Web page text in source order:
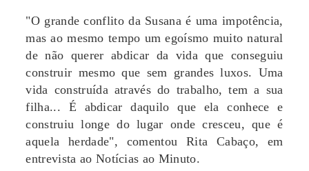
"O grande conflito da Susana é uma impotência,
mas ao mesmo tempo um egoísmo muito natural
de não querer abdicar da vida que conseguiu
construir mesmo que sem grandes luxos. Uma
vida construída através do trabalho, tem a sua
filha... É abdicar daquilo que ela conhece e
construiu longe do lugar onde cresceu, que é
aquela herdade", comentou Rita Cabaço, em
entrevista ao Notícias ao Minuto.